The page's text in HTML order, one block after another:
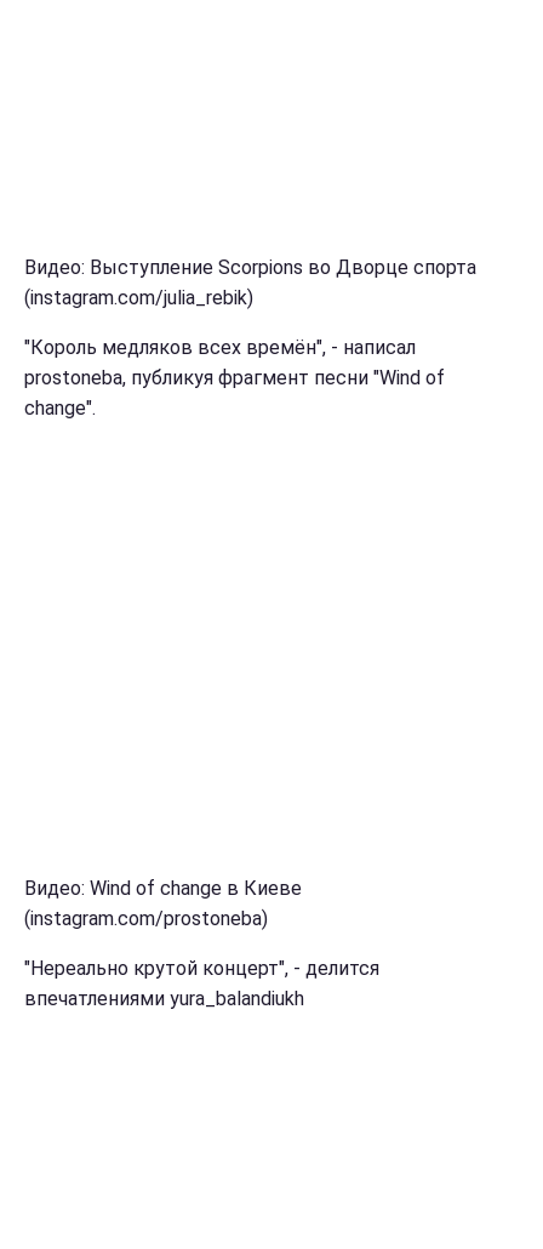
Видео: Выступление Scorpions во Дворце спорта
(instagram.com/julia_rebik)
"Король медляков всех времён", - написал
prostoneba, публикуя фрагмент песни "Wind of
changе".
Видео: Wind of changе в Киеве
(instagram.com/prostoneba)
"Нереально крутой концерт", - делится
впечатлениями yura_balandiukh